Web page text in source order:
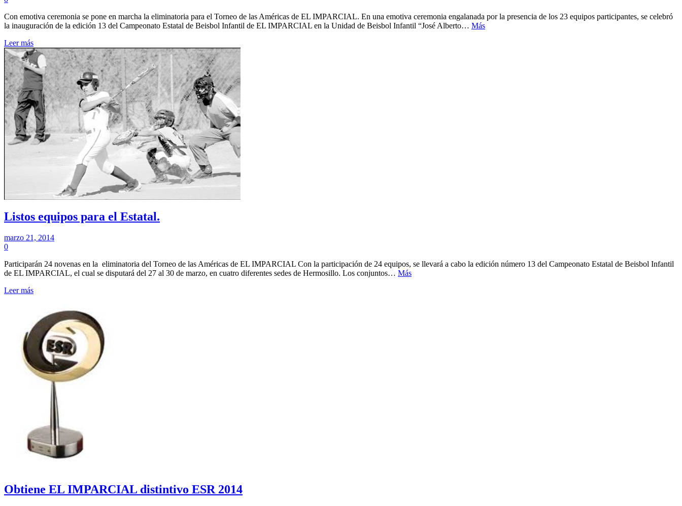
Con emotiva ceremonia se pone en marcha la eliminatoria para el Torneo de las Américas de EL IMPARCIAL. En una emotiva ceremonia engalanada por la presencia de los 23 equipos participantes, se celebró
la inauguración de la edición 13 del Campeonato Estatal de Beisbol Infantil de EL IMPARCIAL en la Unidad de Beisbol Infantil “José Alberto… Más
Leer más
Listos equipos para el Estatal.
marzo 21, 2014
0
Participarán 24 novenas en la eliminatoria del Torneo de las Américas de EL IMPARCIAL Con la participación de 24 equipos, se llevará a cabo la edición número 13 del Campeonato Estatal de Beisbol Infantil
de EL IMPARCIAL, el cual se disputará del 27 al 30 de marzo, en cuatro diferentes sedes de Hermosillo. Los conjuntos… Más
Leer más
Obtiene EL IMPARCIAL distintivo ESR 2014